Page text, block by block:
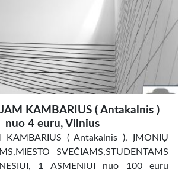
KAMBARIUS ( Antakalnis )
nuo 4 euru, Vilnius
KAMBARIUS ( Antakalnis ), ĮMONIŲ
SVEČIAMS,STUDENTAMS
1 ASMENIUI nuo 100 euru